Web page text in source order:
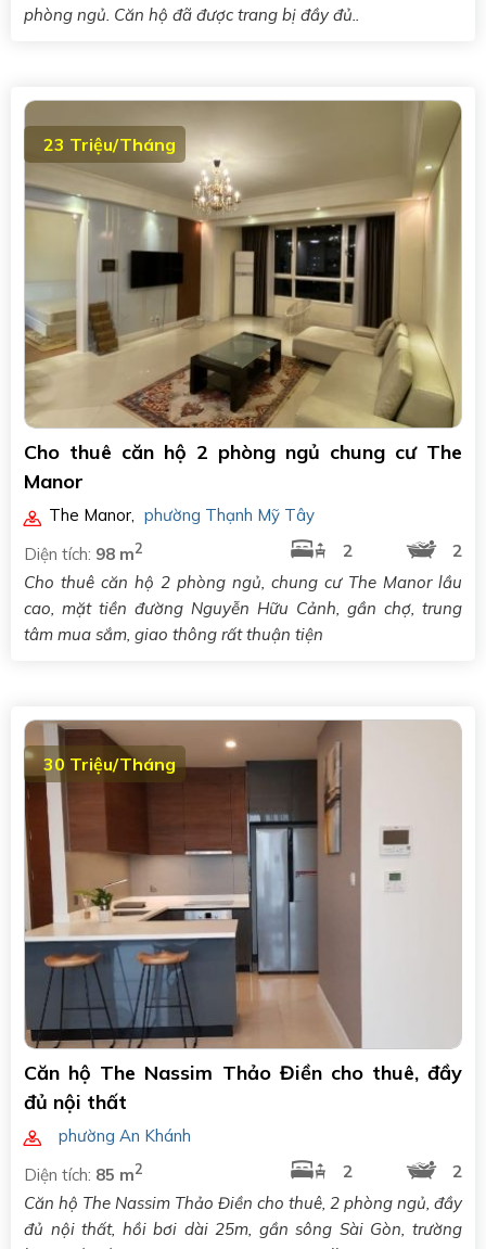
phòng ngủ. Căn hộ đã được trang bị đầy đủ..
23 Triệu/Tháng
Cho thuê căn hộ 2 phòng ngủ chung cư The
Manor
The Manor, phường Thạnh Mỹ Tây
Diện tích: 98 m2 2
2
Cho thuê căn hộ 2 phòng ngủ, chung cư The Manor lầu
cao, mặt tiền đường Nguyễn Hữu Cảnh, gần chợ, trung
tâm mua sắm, giao thông rất thuận tiện
30 Triệu/Tháng
Căn hộ The Nassim Thảo Điền cho thuê, đầy
đủ nội thất
phường An Khánh
Diện tích: 85 m2 2
2
Căn hộ The Nassim Thảo Điền cho thuê, 2 phòng ngủ, đầy
đủ nội thất, hồi bơi dài 25m, gần sông Sài Gòn, trường